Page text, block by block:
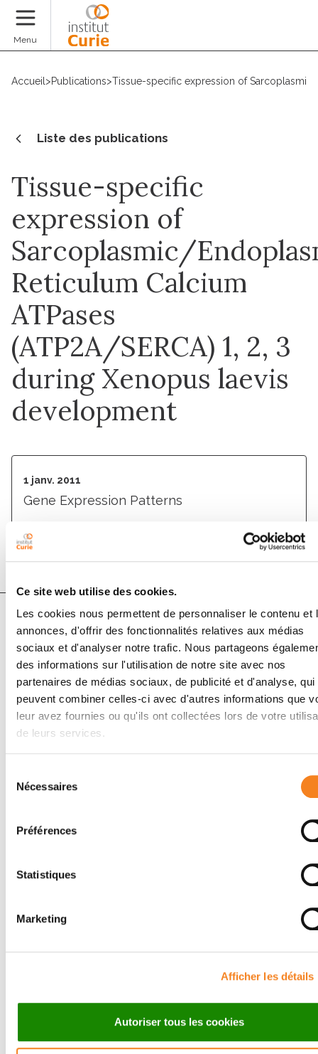
Ce site web utilise des cookies.
Les cookies nous permettent de personnaliser le contenu et
annonces, d'offrir des fonctionnalités relatives aux médias
sociaux et d'analyser notre trafic. Nous partageons
des informations sur l'utilisation de notre site avec nos
partenaires de médias sociaux, de publicité et d'analyse, qui
peuvent combiner celles-ci avec d'autres informations que
leur avez fournies ou qu'ils ont collectées lors de votre
de leurs services.
Nécessaires
Préférences
Statistiques
Marketing
Afficher les détails
Autoriser tous les cookies
Menu
Accueil >Publications>Tissue-specific expression of
Liste des publications
Tissue-specific
expression of
Sarcoplasmic/
Reticulum Calcium
ATPases
(ATP2A/SERCA) 1, 2, 3
during Xenopus laevis
development
1 janv. 2011
Gene Expression Patterns
DOI :
Auteurs
Caterina Pegoraro, Nicolas Pollet, Anne H. Monsoro-
Burq
Suivez l'Institut Curie
sociaux et en vous inscrivant à notre newsletter.